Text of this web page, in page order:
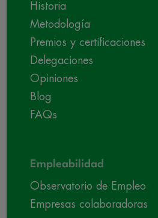
Historia
Metodología
Premios y certificaciones
Delegaciones
Opiniones
Blog
FAQs
Empleabilidad
Observatorio de Empleo
Empresas colaboradoras